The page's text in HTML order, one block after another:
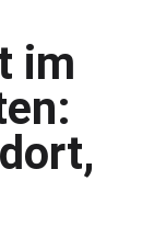
im